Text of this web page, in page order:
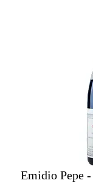
Emidio Pepe